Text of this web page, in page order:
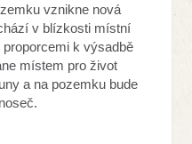
vznikne nová
v blízkosti místní
k výsadbě
místem pro život
a na pozemku bude